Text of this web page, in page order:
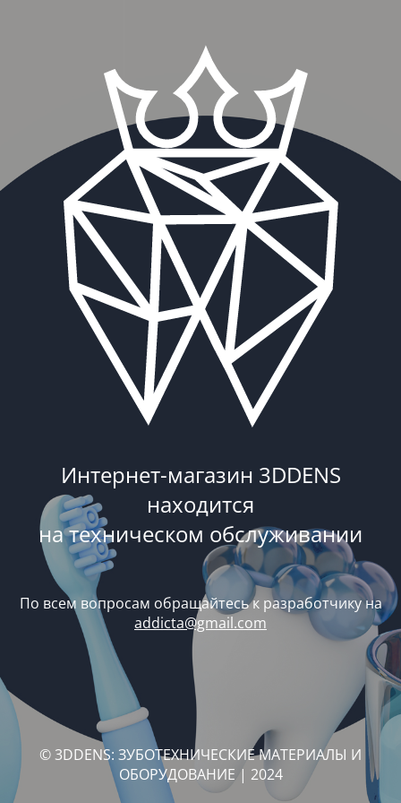
Интернет-магазин 3DDENS
находится
на техническом обслуживании
По всем вопросам обращайтесь к разработчику на
addicta@gmail.com
© 3DDENS: ЗУБОТЕХНИЧЕСКИЕ МАТЕРИАЛЫ И
ОБОРУДОВАНИЕ | 2024